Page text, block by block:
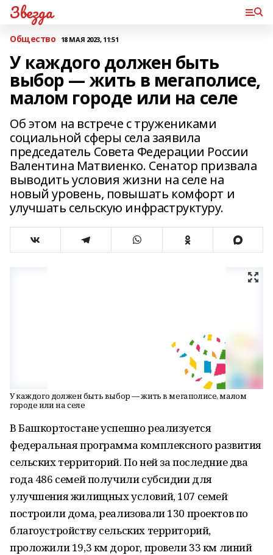
Звезда
Общество 18 МАЯ 2023, 11:51
У каждого должен быть
выбор — жить в мегаполисе,
малом городе или на селе
Об этом на встрече с тружениками
социальной сферы села заявила
председатель Совета Федерации России
Валентина Матвиенко. Сенатор призвала
выводить условия жизни на селе на
новый уровень, повышать комфорт и
улучшать сельскую инфраструктуру.
У каждого должен быть выбор — жить в мегаполисе, малом
городе или на селе
В Башкортостане успешно реализуется
федеральная программа комплексного развития
сельских территорий. По ней за последние два
года 486 семей получили субсидии для
улучшения жилищных условий, 107 семей
построили дома, реализовали 130 проектов по
благоустройству сельских территорий,
проложили 19,3 км дорог, провели 33 км линий